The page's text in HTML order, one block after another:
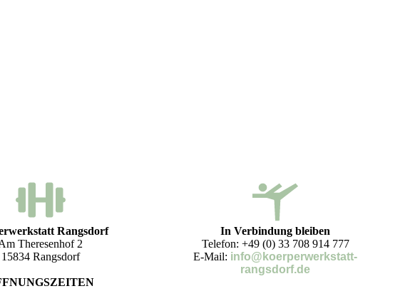
Rangsdorf
Theresenhof 2
15834 Rangsdorf
In Verbindung bleiben
Telefon: +49 (0) 33 708 914 777
E-Mail: info@koerperwerkstatt-
rangsdorf.de